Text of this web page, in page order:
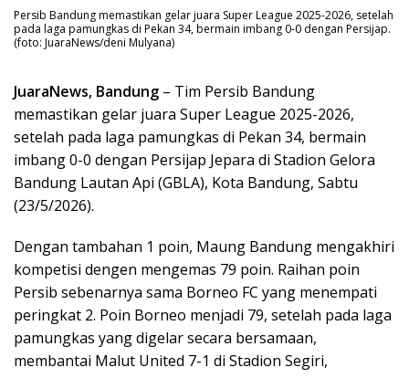
Persib Bandung memastikan gelar juara Super League 2025-2026, setelah
pada laga pamungkas di Pekan 34, bermain imbang 0-0 dengan Persijap.
(foto: JuaraNews/deni Mulyana)
JuaraNews, Bandung – Tim Persib Bandung
memastikan gelar juara Super League 2025-2026,
setelah pada laga pamungkas di Pekan 34, bermain
imbang 0-0 dengan Persijap Jepara di Stadion Gelora
Bandung Lautan Api (GBLA), Kota Bandung, Sabtu
(23/5/2026).
Dengan tambahan 1 poin, Maung Bandung mengakhiri
kompetisi dengen mengemas 79 poin. Raihan poin
Persib sebenarnya sama Borneo FC yang menempati
peringkat 2. Poin Borneo menjadi 79, setelah pada laga
pamungkas yang digelar secara bersamaan,
membantai Malut United 7-1 di Stadion Segiri,